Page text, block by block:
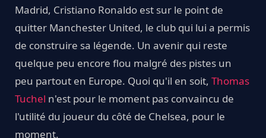
Madrid, Cristiano Ronaldo est sur le point de
quitter Manchester United, le club qui lui a permis
de construire sa légende. Un avenir qui reste
quelque peu encore flou malgré des pistes un
peu partout en Europe. Quoi qu'il en soit, Thomas
Tuchel n'est pour le moment pas convaincu de
l'utilité du joueur du côté de Chelsea, pour le
moment.